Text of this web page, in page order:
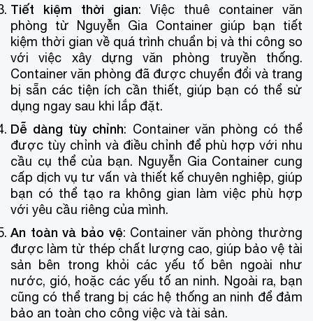
Tiết kiệm thời gian: Việc thuê container văn
phòng từ Nguyễn Gia Container giúp bạn tiết
kiệm thời gian về quá trình chuẩn bị và thi công so
với việc xây dựng văn phòng truyền thống.
Container văn phòng đã được chuyển đổi và trang
bị sẵn các tiện ích cần thiết, giúp bạn có thể sử
dụng ngay sau khi lắp đặt.
Dễ dàng tùy chỉnh: Container văn phòng có thể
được tùy chỉnh và điều chỉnh để phù hợp với nhu
cầu cụ thể của bạn. Nguyễn Gia Container cung
cấp dịch vụ tư vấn và thiết kế chuyên nghiệp, giúp
bạn có thể tạo ra không gian làm việc phù hợp
với yêu cầu riêng của mình.
An toàn và bảo vệ: Container văn phòng thường
được làm từ thép chất lượng cao, giúp bảo vệ tài
sản bên trong khỏi các yếu tố bên ngoài như
nước, gió, hoặc các yếu tố an ninh. Ngoài ra, bạn
cũng có thể trang bị các hệ thống an ninh để đảm
bảo an toàn cho công việc và tài sản.